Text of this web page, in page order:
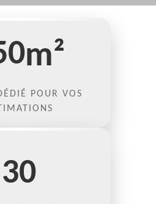
m²
POUR VOS
30